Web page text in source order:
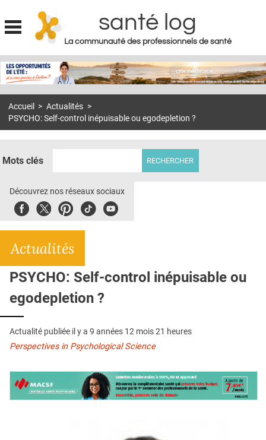
Jump to navigation
santé log
La communauté des professionnels de santé
MON COMPTE
S'ABONNER À LA REVUE SOIN À DOMICILE
DOSSIERS
E-REVUE SAD
L'APP
QUI SOMMES-NOUS ?
PUBLICITÉ
CONDITIONS GÉNÉRALES
CONTACT
Accueil > Actualités >
PSYCHO: Self-control inépuisable ou egodepletion ?
Mots clés
Découvrez nos réseaux sociaux
FacebookTwitterPinterest
TiktokYoubute
Actualités
PSYCHO: Self-control inépuisable ou
egodepletion ?
Actualité publiée il y a 9 années 12 mois 21 heures
Perspectives in Psychological Science